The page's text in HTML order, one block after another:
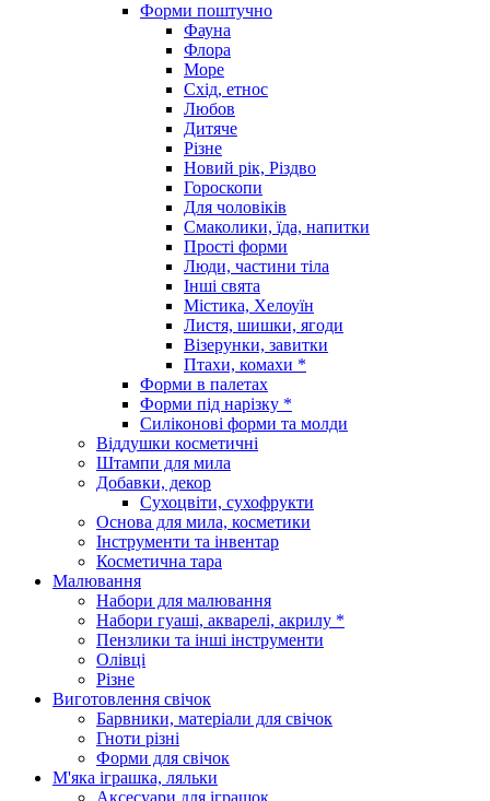
Форми поштучно
Фауна
Флора
Море
Схід, етнос
Любов
Дитяче
Різне
Новий рік, Різдво
Гороскопи
Для чоловіків
Смаколики, їда, напитки
Прості форми
Люди, частини тіла
Інші свята
Містика, Хелоуїн
Листя, шишки, ягоди
Візерунки, завитки
Птахи, комахи *
Форми в палетах
Форми під нарізку *
Силіконові форми та молди
Віддушки косметичні
Штампи для мила
Добавки, декор
Сухоцвіти, сухофрукти
Основа для мила, косметики
Інструменти та інвентар
Косметична тара
Малювання
Набори для малювання
Набори гуаші, акварелі, акрилу *
Пензлики та інші інструменти
Олівці
Різне
Виготовлення свічок
Барвники, матеріали для свічок
Гноти різні
Форми для свічок
М'яка іграшка, ляльки
Аксесуари для іграшок